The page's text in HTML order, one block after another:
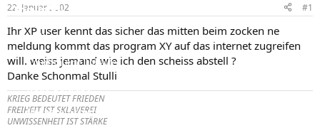
Forum
Aktuelles
Empfohlene Inhalte
Neue Beiträge
Neueste Aktivitäten
e
r
t
a
22. Januar 2002 #1
Ihr XP user kennt das sicher das mitten beim zocken ne
meldung kommt das program XY auf das internet zugreifen
will. weiss jemand wie ich den scheiss abstell ?
Danke Schonmal Stulli
KRIEG BEDEUTET FRIEDEN
FREIHEIT IST SKLAVEREI
UNWISSENHEIT IST STÄRKE